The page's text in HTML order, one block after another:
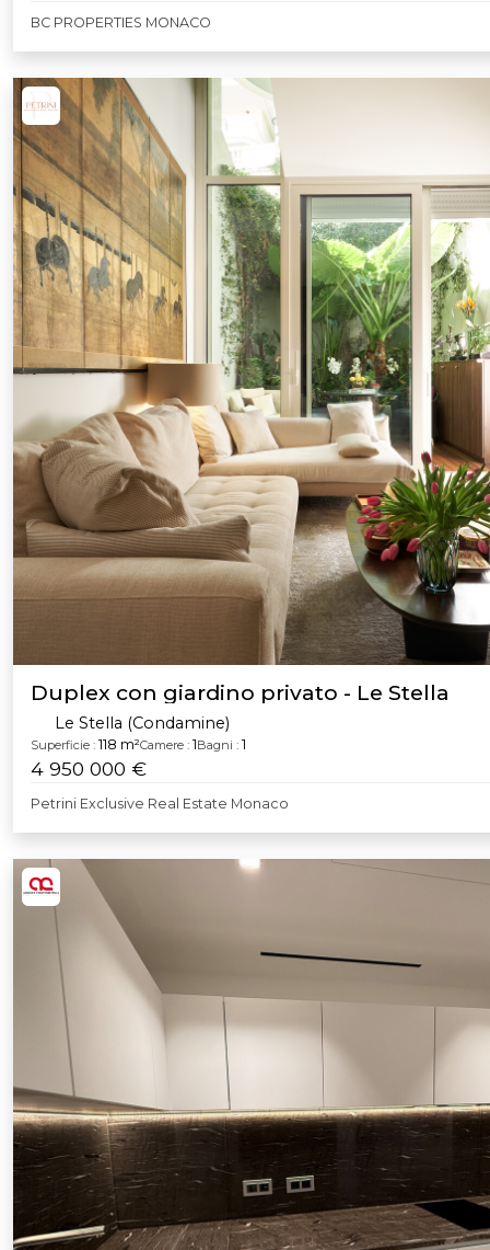
BC PROPERTIES MONACO
Duplex con giardino privato - Le Stella
Le Stella (Condamine)
Superficie : 118 m²Camere : 1Bagni : 1
4 950 000 €
Petrini Exclusive Real Estate Monaco